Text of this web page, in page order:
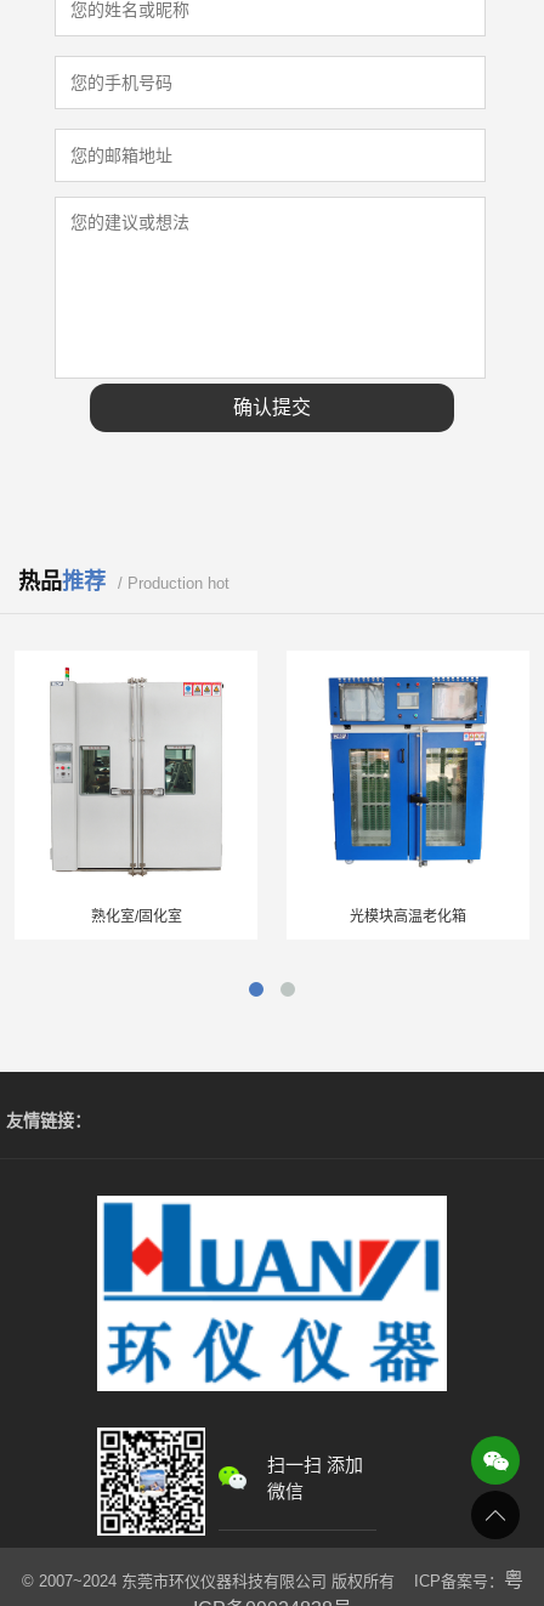
热品推荐 / Production hot
熟化室/固化室 光模块高温老化箱
友情链接：
扫一扫 添加
微信
© 2007~2024 东莞市环仪仪器科技有限公司 版权所有 ICP备案号： 粤